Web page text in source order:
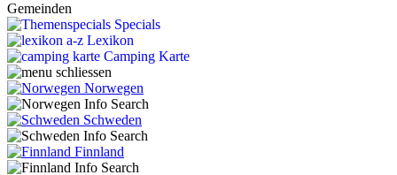
Gemeinden
Specials
Lexikon
Camping Karte
Norwegen
Schweden
Finnland